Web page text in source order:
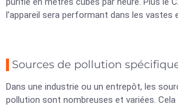
l’appareil sera performant dans les vastes
Sources de pollution
Dans une industrie ou un entrepôt, les
pollution sont nombreuses et variées. Cela